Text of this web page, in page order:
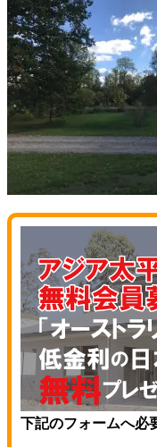
下記のフォームへ必